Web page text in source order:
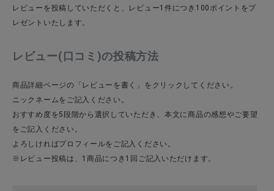
ログイン 新規会員登録
CATEGORY
ナチュラル服
ファッション雑貨
レビューを投稿していただくと、レビュー1件につき100ポイントをプ
レゼントいたします。
レビュー(口コミ)の投稿方法
商品詳細ページの「レビューを書く」をクリックしてください。
ニックネームをご記入ください。
おすすめ度を5段階から選択していただき、本文に商品の感想やご要望
をご記入ください。
よろしければプロフィールをご記入ください。
※レビュー投稿は、1商品につき1回ご記入いただけます。